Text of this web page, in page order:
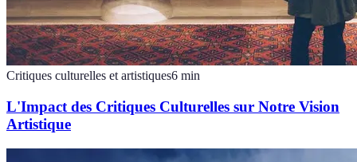
Critiques culturelles et artistiques6 min
L'Impact des Critiques Culturelles sur Notre Vision
Artistique